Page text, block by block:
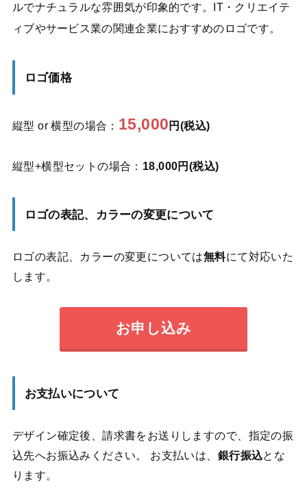
ルでナチュラルな雰囲気が印象的です。IT・クリエイテ
ィブやサービス業の関連企業におすすめのロゴです。
ロゴ価格
縦型 or 横型の場合： 15,000 円(税込)
縦型+横型セットの場合： 18,000円(税込)
ロゴの表記、カラーの変更について
ロゴの表記、カラーの変更については無料にて対応いた
します。
お申し込み
お支払いについて
デザイン確定後、請求書をお送りしますので、指定の振
込先へお振込みください。 お支払いは、 銀行振込とな
ります。